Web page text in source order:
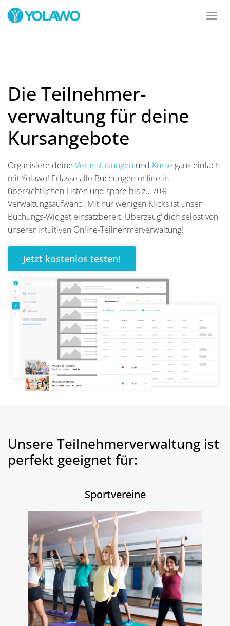
Die Teilnehmer-
verwaltung für deine
Kursangebote
Organisiere deine Veranstaltungen und Kurse ganz einfach
mit Yolawo! Erfasse alle Buchungen online in
übersichtlichen Listen und spare bis zu 70%
Verwaltungsaufwand. Mit nur wenigen Klicks ist unser
Buchungs-Widget einsatzbereit. Überzeug‘ dich selbst von
unserer intuitiven Online-Teilnehmerverwaltung!
Jetzt kostenlos testen!
Unsere Teilnehmerverwaltung ist
perfekt geeignet für:
Sportvereine